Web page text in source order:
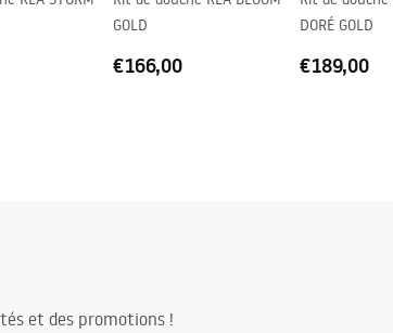
GOLD
€166,00
DORÉ GOLD
€189,00
et des promotions !